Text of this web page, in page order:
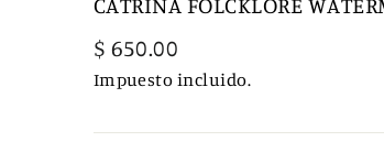
Precio
habitual
$ 650.00
Impuesto incluido.